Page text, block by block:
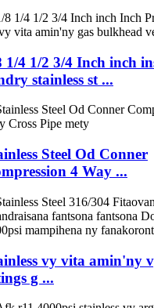
1/4 1/2 3/4 Inch inch
stainless st ...
Steel Od Conner
4 Way ...
vy vita amin'ny
g ...